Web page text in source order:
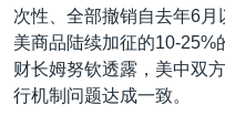
关注新疆
GEN Z 看美国
次性、全部撤销自去年6
美商品陆续加征的10-25%
财长姆努钦透露，美中双
行机制问题达成一致。